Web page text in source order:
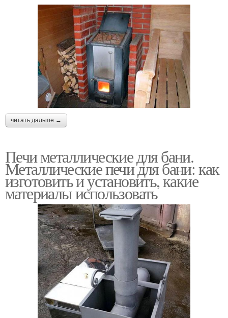
читать дальше →
Печи металлические для бани.
Металлические печи для бани: как
изготовить и установить, какие
материалы использовать